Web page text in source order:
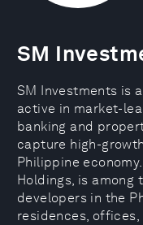
SM
SM Investments is
active in market-
banking and
capture high-
Philippine
Holdings, is
developers in the
residences,